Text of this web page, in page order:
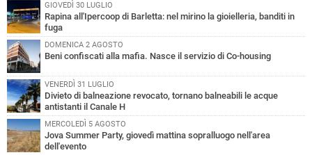
GIOVEDÌ 30 LUGLIO
Rapina all'Ipercoop di Barletta: nel mirino la gioielleria, banditi in
fuga
DOMENICA 2 AGOSTO
Beni confiscati alla mafia. Nasce il servizio di Co-housing
VENERDÌ 31 LUGLIO
Divieto di balneazione revocato, tornano balneabili le acque
antistanti il Canale H
MERCOLEDÌ 5 AGOSTO
Jova Summer Party, giovedì mattina sopralluogo nell'area
dell'evento